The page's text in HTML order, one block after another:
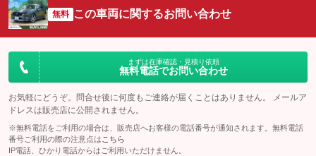
無料 この車両に関するお問い合わせ
まずは在庫確認・見積り依頼
無料電話でお問い合わせ
お気軽にどうぞ。問合せ後に何度もご連絡が届くことはありません。 メールア
ドレスは販売店に公開されません。
※無料電話をご利用の場合は、販売店へお客様の電話番号が通知されます。無料電話
番号ご利用の際の注意点は こちら
IP電話、ひかり電話からはご利用いただけません。